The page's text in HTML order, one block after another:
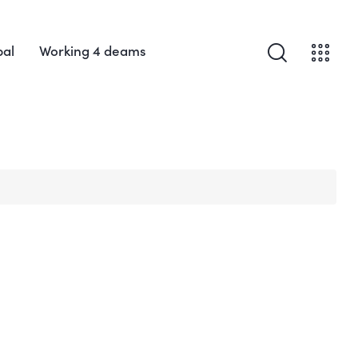
Working 4 deams